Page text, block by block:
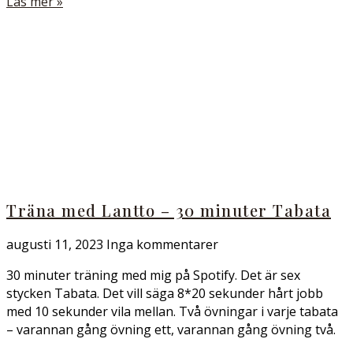
Träna med Lantto – 30 minuter Tabata
augusti 11, 2023 Inga kommentarer
30 minuter träning med mig på Spotify. Det är sex
stycken Tabata. Det vill säga 8*20 sekunder hårt jobb
med 10 sekunder vila mellan. Två övningar i varje tabata
– varannan gång övning ett, varannan gång övning två.